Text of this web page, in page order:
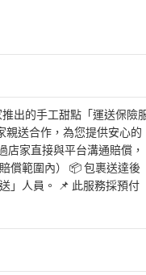
出的手工甜點「運送保險
親送合作，為您提供安心的
店家直接與平台溝通賠償，
償範圍內） 📦 包裹送達後
」人員。 📌 此服務採預付